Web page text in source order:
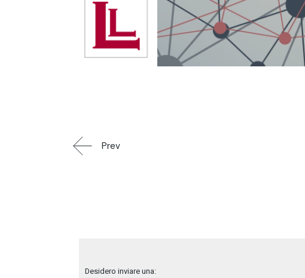
Prev
Desidero inviare una: